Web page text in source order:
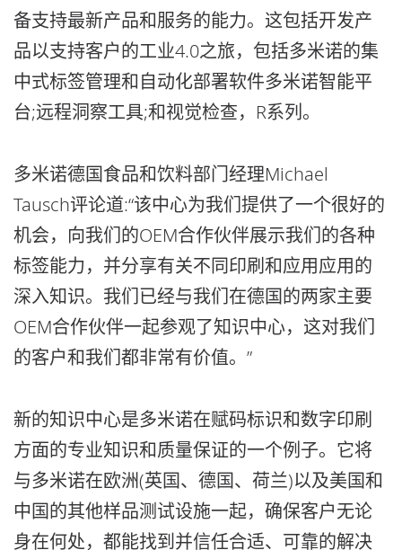
备支持最新产品和服务的能力。这包括开发产
品以支持客户的工业4.0之旅，包括多米诺的集
中式标签管理和自动化部署软件多米诺智能平
台;远程洞察工具;和视觉检查，R系列。
多米诺德国食品和饮料部门经理Michael
Tausch评论道:“该中心为我们提供了一个很好的
机会，向我们的OEM合作伙伴展示我们的各种
标签能力，并分享有关不同印刷和应用应用的
深入知识。我们已经与我们在德国的两家主要
OEM合作伙伴一起参观了知识中心，这对我们
的客户和我们都非常有价值。”
新的知识中心是多米诺在赋码标识和数字印刷
方面的专业知识和质量保证的一个例子。它将
与多米诺在欧洲(英国、德国、荷兰)以及美国和
中国的其他样品测试设施一起，确保客户无论
身在何处，都能找到并信任合适、可靠的解决